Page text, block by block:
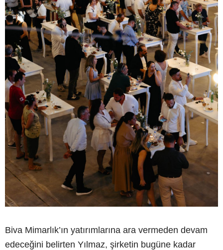
Biva Mimarlık’ın yatırımlarına ara vermeden devam
edeceğini belirten Yılmaz, şirketin bugüne kadar